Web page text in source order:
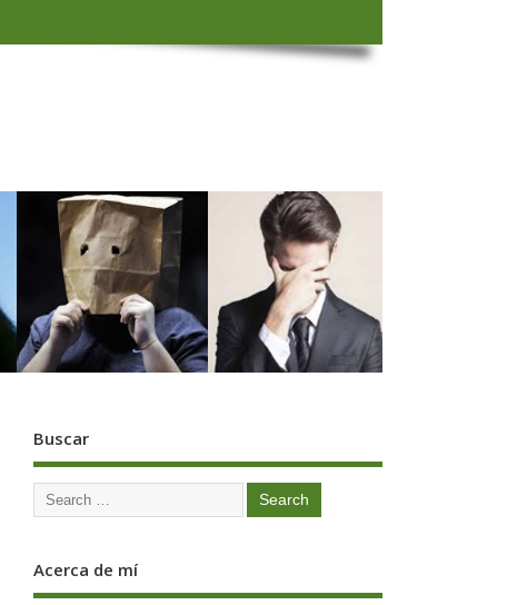
Buscar
Acerca de mí